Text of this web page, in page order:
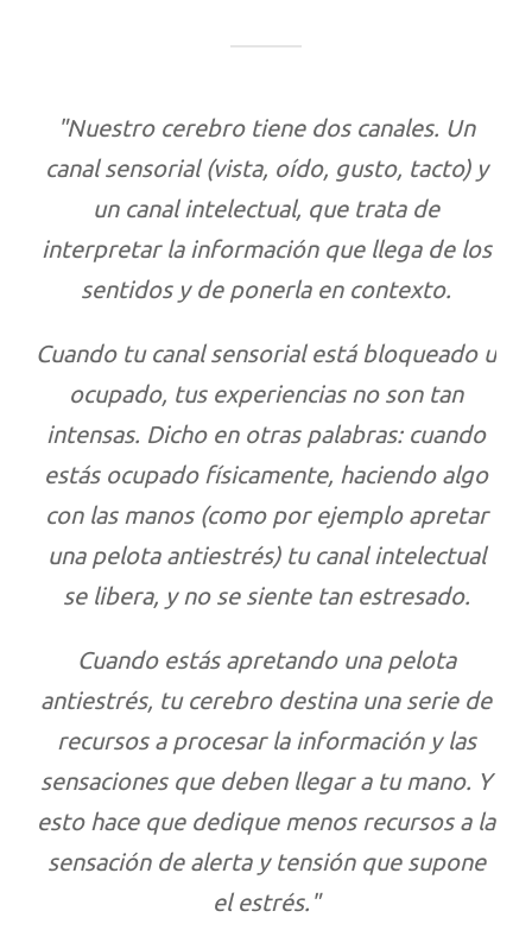
"Nuestro cerebro tiene dos canales. Un
canal sensorial (vista, oído, gusto, tacto) y
un canal intelectual, que trata de
interpretar la información que llega de los
sentidos y de ponerla en contexto.
Cuando tu canal sensorial está bloqueado u
ocupado, tus experiencias no son tan
intensas. Dicho en otras palabras: cuando
estás ocupado físicamente, haciendo algo
con las manos (como por ejemplo apretar
una pelota antiestrés) tu canal intelectual
se libera, y no se siente tan estresado.
Cuando estás apretando una pelota
antiestrés, tu cerebro destina una serie de
recursos a procesar la información y las
sensaciones que deben llegar a tu mano. Y
esto hace que dedique menos recursos a la
sensación de alerta y tensión que supone
el estrés."